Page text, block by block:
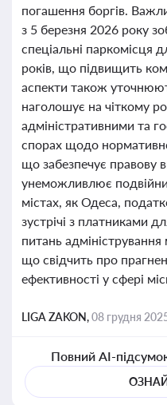
погашення боргів.
з 5 березня 2026 року
спеціальні паркомісця
років, що підвищить
аспекти також
наголошує на чіткому
адміністративними та
спорах щодо
що забезпечує правову
унеможливлює
містах, як Одеса,
зустрічі з платниками
питань адміністрування
що свідчить про
ефективності у сфері
LIGA ZAKON,08 грудня
Повний AI-